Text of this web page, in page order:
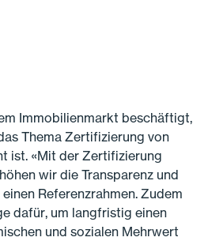
Immobilienmarkt beschäftigt,
Thema Zertifizierung von
ist. «Mit der Zertifizierung
wir die Transparenz und
Referenzrahmen. Zudem
dafür, um langfristig einen
und sozialen Mehrwert